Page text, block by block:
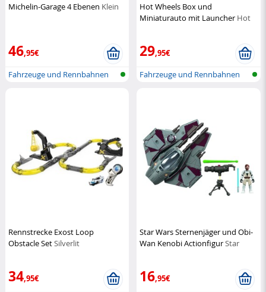
Michelin-Garage 4 Ebenen Klein
46,95€
Fahrzeuge und Rennbahnen
Hot Wheels Box und
Miniaturauto mit Launcher Hot
29,95€
Fahrzeuge und Rennbahnen
Rennstrecke Exost Loop
Obstacle SetSilverlit
34,95€
Star Wars Sternenjäger und Obi-
Wan Kenobi ActionfigurStar
16,95€